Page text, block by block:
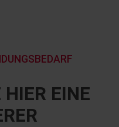
HIER EINE